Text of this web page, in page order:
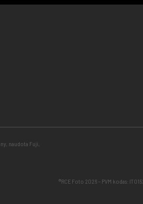
naudota Fuji,
®RCE Foto 2026 – PVM kodas: